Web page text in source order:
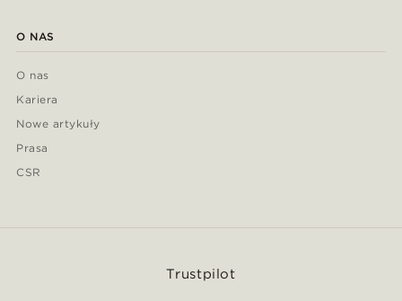
O NAS
O nas
Kariera
Nowe artykuły
Prasa
CSR
Trustpilot